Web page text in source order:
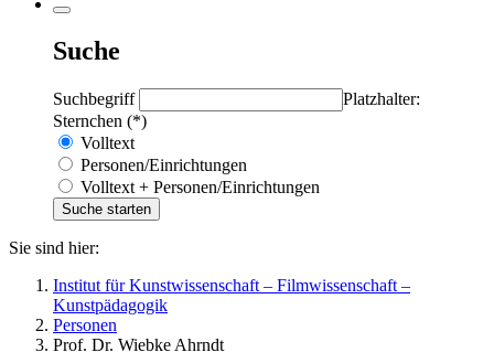
Suche
Suchbegriff
Platzhalter:
Sternchen (*)
Volltext
Personen/Einrichtungen
Volltext + Personen/Einrichtungen
Sie sind hier:
Institut für Kunstwissenschaft – Filmwissenschaft –
Kunstpädagogik
Personen
Prof. Dr. Wiebke Ahrndt